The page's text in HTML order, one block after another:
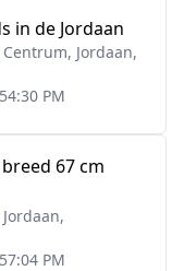
in de Jordaan
Jordaan,
PM
67 cm
PM